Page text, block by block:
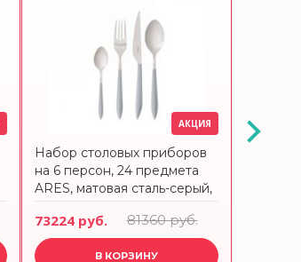
АКЦИЯ
Набор столовых приборов
на 6 персон, 24 предмета
ARES, матовая сталь-серый,
BUGATTI
73224 руб. 81360 руб.
В КОРЗИНУ